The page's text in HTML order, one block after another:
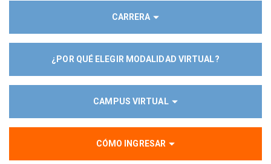
CARRERA
¿POR QUÉ ELEGIR MODALIDAD VIRTUAL?
CAMPUS VIRTUAL
CÓMO INGRESAR